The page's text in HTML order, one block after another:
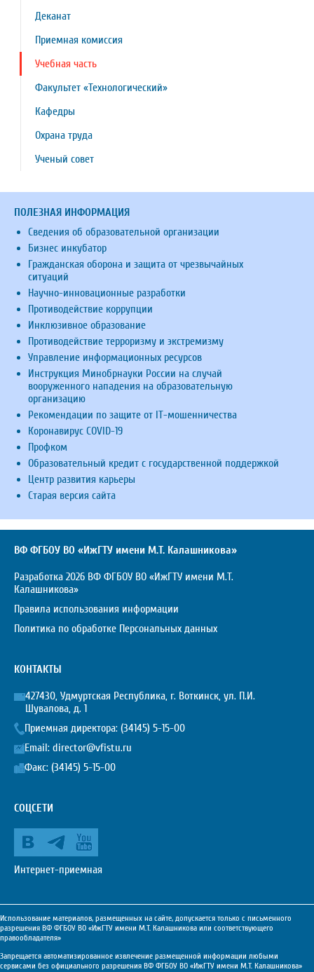
Деканат
Приемная комиссия
Учебная часть
Факультет «Технологический»
Кафедры
Охрана труда
Ученый совет
ПОЛЕЗНАЯ ИНФОРМАЦИЯ
Сведения об образовательной организации
Бизнес инкубатор
Гражданская оборона и защита от чрезвычайных
ситуаций
Научно-инновационные разработки
Противодействие коррупции
Инклюзивное образование
Противодействие терроризму и экстремизму
Управление информационных ресурсов
Инструкция Минобрнауки России на случай
вооруженного нападения на образовательную
организацию
Рекомендации по защите от IT-мошенничества
Коронавирус COVID-19
Профком
Образовательный кредит с государственной поддержкой
Центр развития карьеры
Старая версия сайта
ВФ ФГБОУ ВО «ИжГТУ имени М.Т. Калашникова»
Разработка 2026 ВФ ФГБОУ ВО «ИжГТУ имени М.Т.
Калашникова»
Правила использования информации
Политика по обработке Персональных данных
КОНТАКТЫ
427430, Удмуртская Республика, г. Воткинск, ул. П.И.
Шувалова, д. 1
Приемная директора: (34145) 5-15-00
Email: director@vfistu.ru
Факс: (34145) 5-15-00
СОЦСЕТИ
Интернет-приемная
Использование материалов, размещенных на сайте, допускается только с письменного
разрешения ВФ ФГБОУ ВО «ИжГТУ имени М.Т. Калашникова или соответствующего
правообладателя»
Запрещается автоматизированное извлечение размещенной информации любыми
сервисами без официального разрешения ВФ ФГБОУ ВО «ИжГТУ имени М.Т. Калашникова»